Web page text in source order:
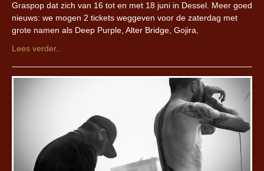
Graspop dat zich van 16 tot en met 18 juni in Dessel. Meer goed
nieuws: we mogen 2 tickets weggeven voor de zaterdag met
grote namen als Deep Purple, Alter Bridge, Gojira,
Lees verder..